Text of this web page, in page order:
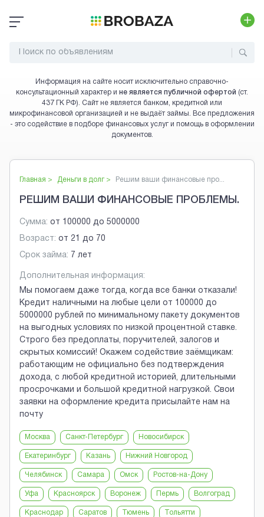
Информация на сайте носит исключительно справочно-
консультационный характер и не является публичной офертой (ст.
437 ГК РФ). Сайт не является банком, кредитной или
микрофинансовой организацией и не выдаёт займы. Все предложения
- это содействие в подборе финансовых услуг и помощь в оформлении
документов.
Главная > Деньги в долг> Решим ваши финансовые про...
РЕШИМ ВАШИ ФИНАНСОВЫЕ ПРОБЛЕМЫ.
Сумма: от 100000 до 5000000
Возраст: от 21 до 70
Срок займа: 7 лет
Дополнительная информация:
Мы помогаем даже тогда, когда все банки отказали!
Кредит наличными на любые цели от 100000 до
5000000 рублей по минимальному пакету документов
на выгодных условиях по низкой процентной ставке.
Строго без предоплаты, поручителей, залогов и
скрытых комиссий! Окажем содействие заёмщикам:
работающим не официально без подтверждения
дохода, с любой кредитной историей, длительными
просрочками и большой кредитной нагрузкой. Свои
заявки на оформление кредита присылайте нам на
почту
Москва Санкт-Петербург Новосибирск
Екатеринбург Казань Нижний Новгород
Челябинск Самара Омск Ростов-на-Дону
Уфа Красноярск Воронеж Пермь Волгоград
Краснодар Саратов Тюмень Тольятти